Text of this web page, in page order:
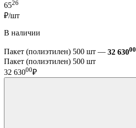
6526
₽/шт
В наличии
Пакет (полиэтилен) 500 шт — 32 63000
Пакет (полиэтилен) 500 шт
32 63000₽